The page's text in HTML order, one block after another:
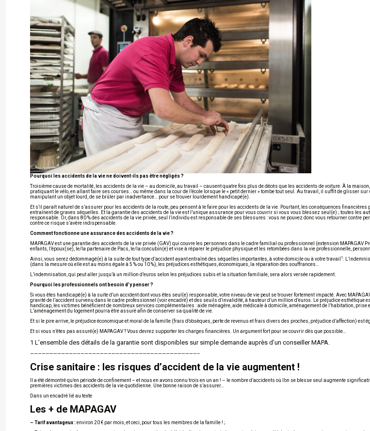
Pourquoi les accidents de la vie ne doivent-ils pas être négligés ?
Troisième cause de mortalité, les accidents de la vie – au domicile, au travail – causent quatre fois plus de décès que les accidents de voiture. À la
pratiquant le vélo, en allant faire ses courses… ou même dans la cour de l’école lorsque le « petit dernier » tombe tout seul. Au travail, il suffit de glisser sur
manipulant un objet lourd, de se brûler par inadvertance… pour se trouver lourdement handicapé(e).
Et s’il paraît naturel de s’assurer pour les accidents de la route, peu pensent à le faire pour les accidents de la vie. Pourtant, les conséquences
entraînent de graves séquelles. Et la garantie des accidents de la vie est l’unique assurance pour vous couvrir si vous vous blessez seul(e) ; toutes les
responsable. Or, dans 80 % des accidents de la vie privée, seul l’individu est responsable de ses blessures : vous ne pouvez donc vous retourner contre
contre ce risque s’avère indispensable.
Comment fonctionne une assurance des accidents de la vie ?
MAPAGAV est une garantie des accidents de la vie privée (GAV) qui couvre les personnes dans le cadre familial ou professionnel (extension MAPAGAV
enfants, l’époux(se), le/la partenaire de Pacs, le/la concubin(e) et vise à réparer le préjudice physique et les retombées dans la vie professionnelle,
Ainsi, vous serez dédommagé(e) à la suite de tout type d’accident ayant entraîné des séquelles importantes, à votre domicile ou à votre travail 1
.
(dans la mesure où elle est au moins égale à 5 % ou 10 %), les préjudices esthétiques, économiques, la réparation des souffrances…
L’indemnisation, qui peut aller jusqu’à un million d’euros selon les préjudices subis et la situation familiale, sera alors versée rapidement.
Pourquoi les professionnels ont besoin d’y penser ?
Si vous êtes handicapé(e) à la suite d’un accident dont vous êtes seul(e) responsable, votre niveau de vie peut se trouver fortement impacté. Avec
gravité de l’accident survenu dans le cadre professionnel (voir encadré) et des seuils d’invalidité, à hauteur d’un million d’euros. Le préjudice esthétique
handicap, les victimes bénéficient de nombreux services complémentaires : aide ménagère, aide médicale à domicile, aménagement de l’habitation, prise
L’aménagement du logement pourra être assuré afin de conserver sa qualité de vie.
Et si le pire arrive, le préjudice économique et moral de la famille (frais d’obsèques, perte de revenus et frais divers des proches, préjudice d’affection) est
Et si vous n’êtes pas assuré(e) MAPAGAV ? Vous devrez supporter les charges financières. Un argument fort pour se couvrir dès que possible…
1 L’ensemble des détails de la garantie sont disponibles sur simple demande auprès d’un conseiller MAPA.
———————————————————————————————————————————–
Crise sanitaire : les risques d’accident de la vie augmentent !
Il a été démontré qu’en période de confinement – et nous en avons connu trois en un an ! – le nombre d’accidents où l’on se blesse seul augmente
premières victimes des accidents de la vie quotidienne. Une bonne raison de s’assurer…
Dans un encadré lié au texte
Les + de MAPAGAV
– Tarif avantageux : environ 20 € par mois, et ceci, pour tous les membres de la famille ! ;